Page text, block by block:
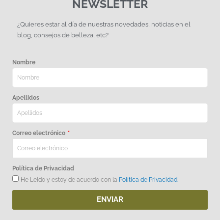
NEWSLETTER
¿Quieres estar al día de nuestras novedades, noticias en el
blog, consejos de belleza, etc?
Nombre
Apellidos
Correo electrónico
Política de Privacidad
He Leido y estoy de acuerdo con la Política de Privacidad.
ENVIAR